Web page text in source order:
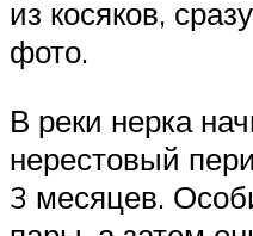
из косяков,
фото.
В реки нерка
нерестовый
3 месяцев.